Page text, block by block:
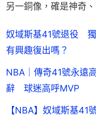
另一銅像，確是神奇
奴域斯基41號退役
有興趣復出嗎？
NBA｜傳奇41號永遠
辭 球迷高呼MVP
【NBA】奴域斯基